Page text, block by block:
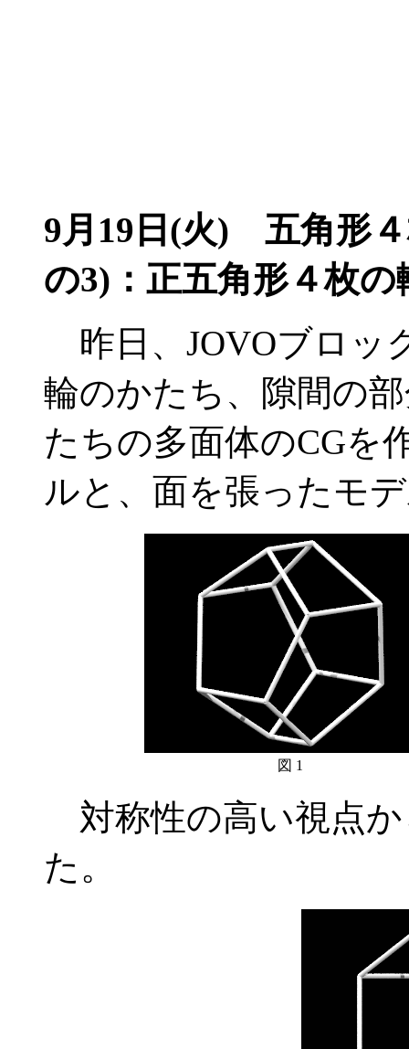
9月19日(火) 五角形４
の3)：正五角形４枚
昨日、JOVOブロッ
輪のかたち、隙間の
たちの多面体のCGを
ルと、面を張ったモ
図 1
対称性の高い視点
た。